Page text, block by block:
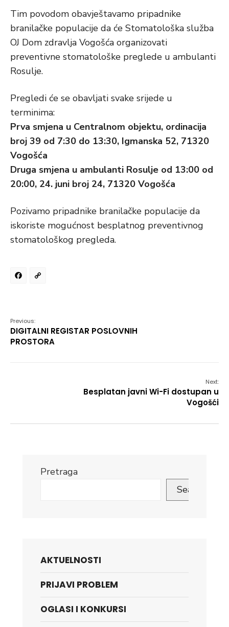
Tim povodom obavještavamo pripadnike
branilačke populacije da će Stomatološka služba
OJ Dom zdravlja Vogošća organizovati
preventivne stomatološke preglede u ambulanti
Rosulje.
Pregledi će se obavljati svake srijede u
terminima:
Prva smjena u Centralnom objektu, ordinacija
broj 39 od 7:30 do 13:30, Igmanska 52, 71320
Vogošća
Druga smjena u ambulanti Rosulje od 13:00 od
20:00, 24. juni broj 24, 71320 Vogošća
Pozivamo pripadnike branilačke populacije da
iskoriste mogućnost besplatnog preventivnog
stomatološkog pregleda.
Facebook
Previous:
DIGITALNI REGISTAR POSLOVNIH
PROSTORA
Next:
Besplatan javni Wi-Fi dostupan u
Vogošći
Pretraga
Search
AKTUELNOSTI
PRIJAVI PROBLEM
OGLASI I KONKURSI